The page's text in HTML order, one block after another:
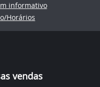
informativo
Horários
vendas